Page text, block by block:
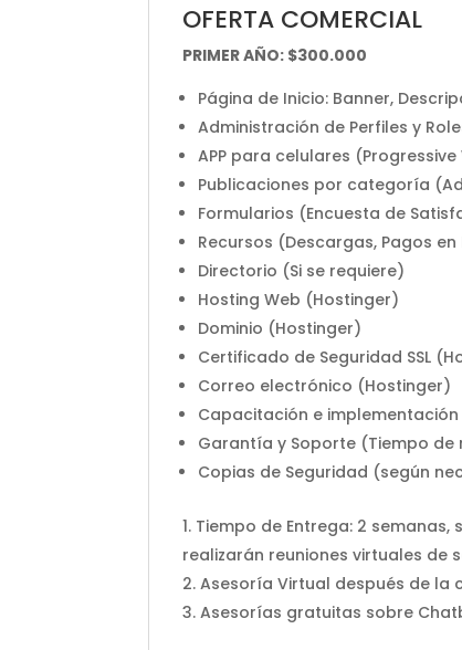
OFERTA COMERCIAL
PRIMER AÑO: $300.000
Página de Inicio: Banner,
Administración de Perfiles y
APP para celulares
Publicaciones por categoría
Formularios (Encuesta de
Recursos (Descargas, Pagos
Directorio (Si se requiere)
Hosting Web (Hostinger)
Dominio (Hostinger)
Certificado de Seguridad SSL
Correo electrónico (Hostinger)
Capacitación e
Garantía y Soporte (Tiempo de
Copias de Seguridad (según
Tiempo de Entrega: 2 semanas,
realizarán reuniones virtuales de
Asesoría Virtual después de la
Asesorías gratuitas sobre